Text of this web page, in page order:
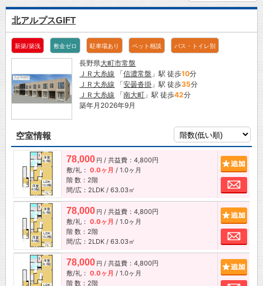
北アルプスGIFT
新築/築浅 敷金ゼロ 駐車場あり ペット相談 バス・トイレ別
長野県大町市常盤
ＪＲ大糸線 「信濃常盤 」駅 徒歩10分
ＪＲ大糸線 「安曇沓掛 」駅 徒歩35分
ＪＲ大糸線 「南大町 」駅 徒歩42分
築年月2026年9月
空室情報
78,000 円 / 共益費：4,800円
敷/礼： 0.0ヶ月 / 1.0ヶ月
階 数：2階
間/広：2LDK / 63.03㎡
お
78,000 円 / 共益費：4,800円
敷/礼： 0.0ヶ月 / 1.0ヶ月
階 数：2階
間/広：2LDK / 63.03㎡
お
78,000 円 / 共益費：4,800円
敷/礼： 0.0ヶ月 / 1.0ヶ月
階 数：2階
お